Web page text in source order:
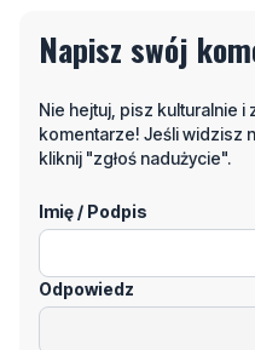
Napisz swój
Nie hejtuj, pisz kulturalnie
komentarze! Jeśli widzisz
kliknij "zgłoś nadużycie".
Imię / Podpis
Odpowiedz